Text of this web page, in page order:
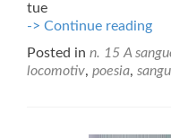
tue
-> Continue reading
Posted in n. 15 A
locomotiv, poesia,